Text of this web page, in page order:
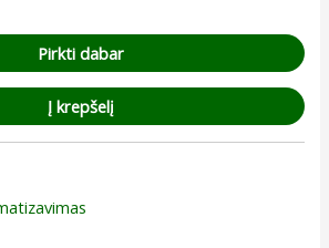
Pirkti dabar
Į krepšelį